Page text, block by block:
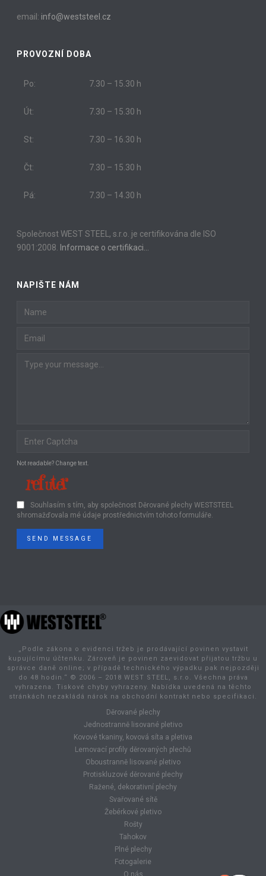
email: info@weststeel.cz
PROVOZNÍ DOBA
Po: 7.30 – 15.30 h
Út: 7.30 – 15.30 h
St: 7.30 – 16.30 h
Čt: 7.30 – 15.30 h
Pá: 7.30 – 14.30 h
Společnost WEST STEEL, s.r.o. je certifikována dle ISO
9001:2008. Informace o certifikaci…
NAPIŠTE NÁM
Not readable? Change text.
Souhlasím s tím, aby společnost Děrované plechy WESTSTEEL
shromažďovala mé údaje prostřednictvím tohoto formuláře.
SEND MESSAGE
„Podle zákona o evidenci tržeb je prodávající povinen vystavit
kupujícímu účtenku. Zároveň je povinen zaevidovat přijatou tržbu u
správce daně online; v případě technického výpadku pak nejpozději
do 48 hodin.“ © 2006 – 2018 WEST STEEL, s.r.o. Všechna práva
vyhrazena. Tiskové chyby vyhrazeny. Nabídka uvedená na těchto
stránkách nezakládá nárok na obchodní kontrakt nebo specifikaci.
Děrované plechy
Jednostranně lisované pletivo
Kovové tkaniny, kovová síta a pletiva
Lemovací profily děrovaných plechů
Oboustranně lisované pletivo
Protiskluzové děrované plechy
Ražené, dekorativní plechy
Svařované sítě
Žebérkové pletivo
Rošty
Tahokov
Plné plechy
Fotogalerie
O nás